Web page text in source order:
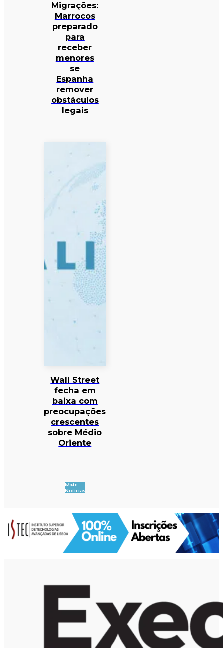
Migrações:
Marrocos
preparado
para
receber
menores
se
Espanha
remover
obstáculos
legais
Wall Street
fecha em
baixa com
preocupações
crescentes
sobre Médio
Oriente
Mais
Notícias